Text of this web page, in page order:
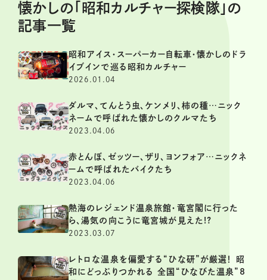
懐かしの「昭和カルチャー探検隊」の
記事一覧
昭和アイス・スーパーカー自転車・懐かしのドラ
イブインで巡る昭和カルチャー
2026.01.04
ダルマ、てんとう虫、ケンメリ、柿の種…ニック
ネームで呼ばれた懐かしのクルマたち
2023.04.06
赤とんぼ、ゼッツー、ザリ、ヨンフォア…ニックネ
ームで呼ばれたバイクたち
2023.04.06
熱海のレジェンド温泉旅館・竜宮閣に行った
ら、湯気の向こうに竜宮城が見えた!?
2023.03.07
レトロな温泉を偏愛する“ひな研”が厳選！ 昭
和にどっぷりつかれる 全国“ひなびた温泉”8